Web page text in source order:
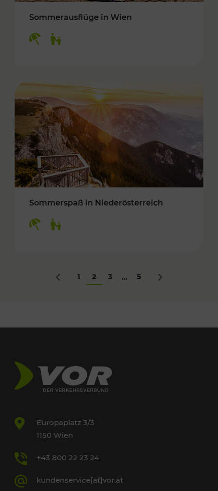
Sommerausflüge in Wien
Sommerspaß in Niederösterreich
Zurück
1 2 3 ... 5 Nächstes
Europaplatz 3/3
1150 Wien
+43 800 22 23 24
kundenservice[at]vor.at